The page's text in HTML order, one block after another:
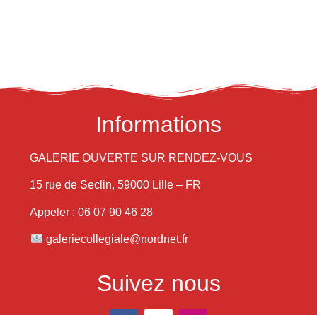
Informations
GALERIE OUVERTE SUR RENDEZ-VOUS
15 rue de Seclin, 59000 Lille – FR
Appeler : 06 07 90 46 28
galeriecollegiale@nordnet.fr
Suivez nous